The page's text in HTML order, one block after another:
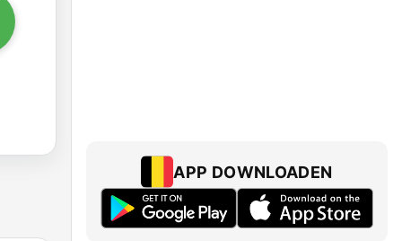
APP DOWNLOADEN